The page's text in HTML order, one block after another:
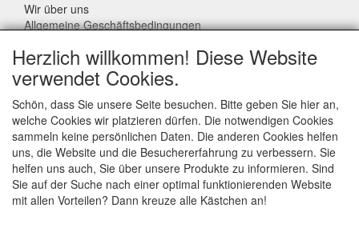
Wir über uns
Allgemeine Geschäftsbedingungen
Haftungsausschluss
Über Rik Thijssen
ALLGEMEIN
www.rikthijssenshop.nl
Logistik durch OTOPARTS BV
Herzlich willkommen! Diese Website
verwendet Cookies.
Schön, dass Sie unsere Seite besuchen. Bitte geben Sie hier an,
welche Cookies wir platzieren dürfen. Die notwendigen Cookies
sammeln keine persönlichen Daten. Die anderen Cookies helfen
uns, die Website und die Besuchererfahrung zu verbessern. Sie
helfen uns auch, Sie über unsere Produkte zu informieren. Sind
Sie auf der Suche nach einer optimal funktionierenden Website
mit allen Vorteilen? Dann kreuze alle Kästchen an!